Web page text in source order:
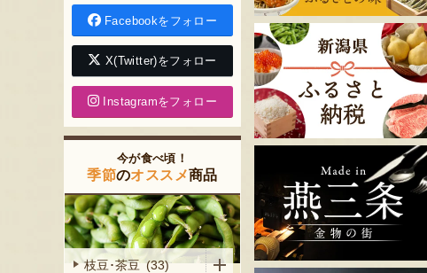
Facebookをフォロー
X(Twitter)をフォロー
Instagramをフォロー
今が食べ頃！
季節のオススメ商品
枝豆･茶豆 (33)